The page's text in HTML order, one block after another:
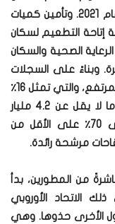
البالغين، إن لم يكن جميعهم في العالم عام 2021. وتأمين كميات
إتاحة التطعيم لسكان
الصحية والسكان
وبناءً على السجلات
العامة، تقدمت حكومات الدول ذات الدخل المرتفع، والتي تمثل 16٪
من سكان العالم، بطلبات مسبقة تغطي ما لا يقل عن 4.2 مليار
جرعة من لقاحات COVID-19، وحصلت على 70٪ على الأقل من
من المطورين، بدأ
الاتحاد الأوروبي
الأخرى حذوها. وهي